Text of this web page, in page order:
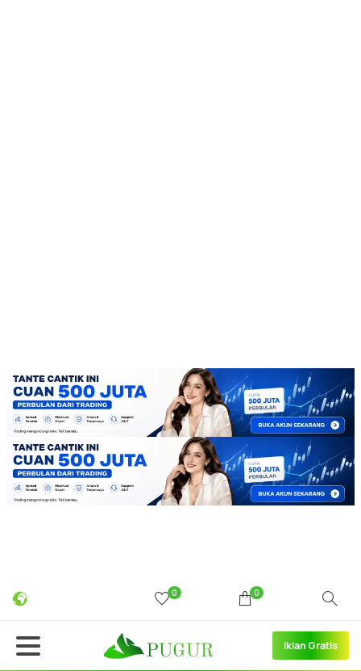
0 0
Iklan Gratis